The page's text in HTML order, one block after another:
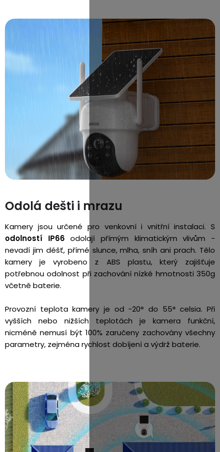
Odolá dešti i mrazu
Kamery jsou určené pro venkovní i vnitřní instalaci. S
odolností IP66 odolají přímým klimatickým vlivům -
nevadí jim déšť, přímé slunce, mlha, sníh ani prach. Tělo
kamery je vyrobeno z ABS plastu, který zajišťuje
potřebnou odolnost při zachování nízké hmotnosti 350g
včetně baterie.
Provozní teplota kamery je od -20° do 55° celsia. Při
vyšších nebo nižších teplotách je kamera funkční,
nicméně nemusí být 100% zaručeny zachovány všechny
parametry, zejména rychlost dobíjení a výdrž baterie.